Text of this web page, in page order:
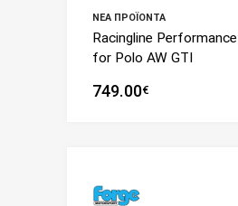
ΝΈΑ ΠΡΟΪΌΝΤΑ
Racingline
for Polo AW GTI
749.00€